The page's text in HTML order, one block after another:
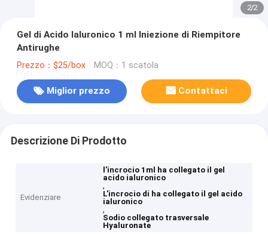
2/2
Gel di Acido Ialuronico 1 ml Iniezione di Riempitore
Antirughe
Prezzo：$25/box MOQ：1 scatola
Miglior prezzo Contattaci
Descrizione Di Prodotto
Evidenziare
l'incrocio 1ml ha collegato il gel
acido ialuronico
,
L'incrocio di ha collegato il gel acido
ialuronico
,
Sodio collegato trasversale
Hyaluronate